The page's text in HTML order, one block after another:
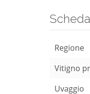
Regione
Vitigno
Uvaggio